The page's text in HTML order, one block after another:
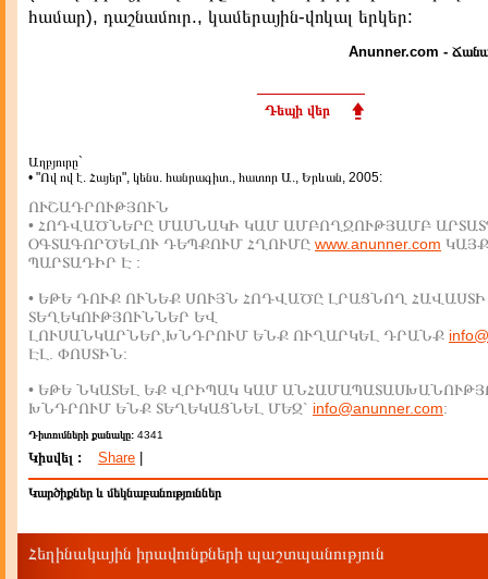
համար), դաշնամուր., կամերային-վոկալ երկեր:
Anunner.com -
Դեպի վեր
Աղբյուրը`
• "Ով ով է. Հայեր", կենս. հանրագիտ., հատոր Ա., Երևան, 2005:
ՈՒՇԱԴՐՈՒԹՅՈՒՆ
• ՀՈԴՎԱԾՆԵՐԸ ՄԱՍՆԱԿԻ ԿԱՄ ԱՄԲՈՂՋՈՒԹՅԱՄԲ
ՕԳՏԱԳՈՐԾԵԼՈՒ ԴԵՊՔՈՒՄ ՀՂՈՒՄԸ www.anunner.com
ՊԱՐՏԱԴԻՐ Է :
• ԵԹԵ ԴՈՒՔ ՈՒՆԵՔ ՍՈՒՅՆ ՀՈԴՎԱԾԸ ԼՐԱՑՆՈՂ ՀԱՎԱՍՏԻ
ՏԵՂԵԿՈՒԹՅՈՒՆՆԵՐ ԵՎ
ԼՈՒՍԱՆԿԱՐՆԵՐ,ԽՆԴՐՈՒՄ ԵՆՔ ՈՒՂԱՐԿԵԼ ԴՐԱՆՔ
ԷԼ. ՓՈՍՏԻՆ:
• ԵԹԵ ՆԿԱՏԵԼ ԵՔ ՎՐԻՊԱԿ ԿԱՄ
ԽՆԴՐՈՒՄ ԵՆՔ ՏԵՂԵԿԱՑՆԵԼ ՄԵԶ` info@anunner.com:
Դիտումների քանակը: 4341
Կիսվել : Share
Կարծիքներ և մեկնաբանություններ
Հեղինակային իրավունքների պաշտպանություն